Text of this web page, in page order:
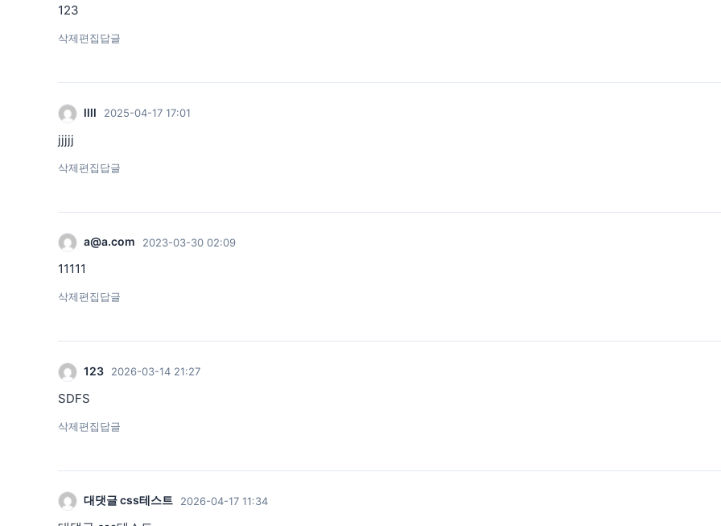
123
삭제편집답글
llll 2025-04-17 17:01
jjjjj
삭제편집답글
a@a.com 2023-03-30 02:09
11111
삭제편집답글
123 2026-03-14 21:27
SDFS
삭제편집답글
대댓글 css테스트 2026-04-17 11:34